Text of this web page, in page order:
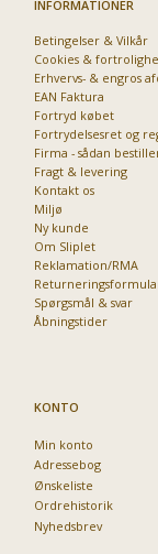
INFORMATIONER
Betingelser & Vilkår
Cookies &
Erhvervs- & engros
EAN Faktura
Fortryd købet
Fortrydelsesret og
Firma - sådan
Fragt & levering
Kontakt os
Miljø
Ny kunde
Om Sliplet
Reklamation/RMA
Spørgsmål & svar
Åbningstider
KONTO
Min konto
Adressebog
Ønskeliste
Ordrehistorik
Nyhedsbrev